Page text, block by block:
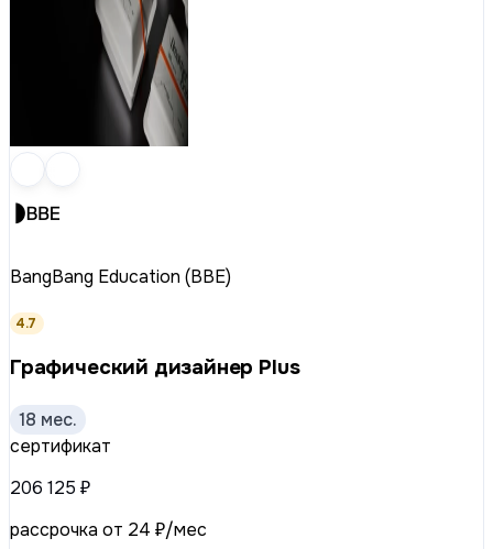
BangBang Education (BBE)
4.7
Графический дизайнер Plus
18 мес.
сертификат
206 125 ₽
рассрочка от 24 ₽/мес